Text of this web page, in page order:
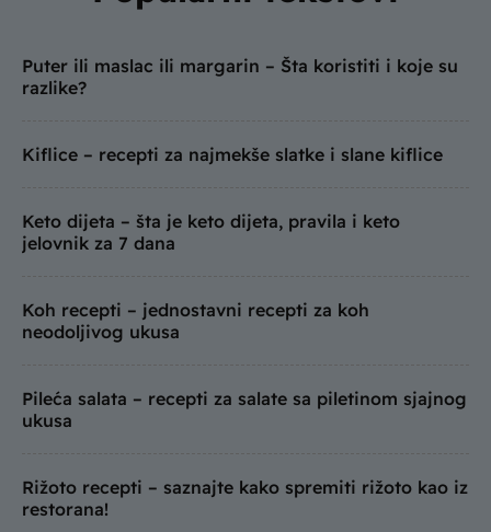
Puter ili maslac ili margarin – Šta koristiti i koje su
razlike?
Kiflice – recepti za najmekše slatke i slane kiflice
Keto dijeta – šta je keto dijeta, pravila i keto
jelovnik za 7 dana
Koh recepti – jednostavni recepti za koh
neodoljivog ukusa
Pileća salata – recepti za salate sa piletinom sjajnog
ukusa
Rižoto recepti – saznajte kako spremiti rižoto kao iz
restorana!